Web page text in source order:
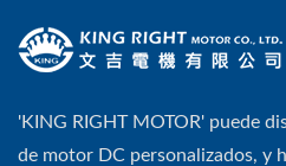
'KING RIGHT MOTOR' puede
de motor DC personalizados, y